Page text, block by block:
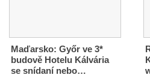
Maďarsko: Győr ve 3*
budově Hotelu Kálvária
se snídaní nebo…